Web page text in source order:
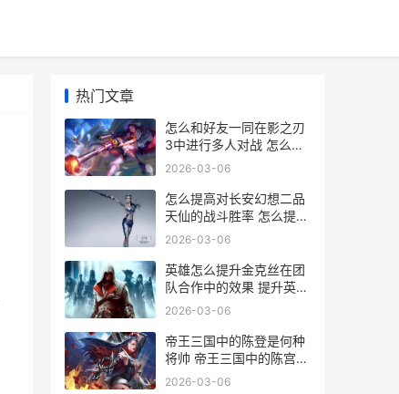
热门文章
怎么和好友一同在影之刃
3中进行多人对战 怎么和
好友一同聊天
2026-03-06
怎么提高对长安幻想二品
天仙的战斗胜率 怎么提高
对长安的认知
2026-03-06
英雄怎么提升金克丝在团
队合作中的效果 提升英雄
等级
2026-03-06
帝王三国中的陈登是何种
将帅 帝王三国中的陈宫是
谁
2026-03-06